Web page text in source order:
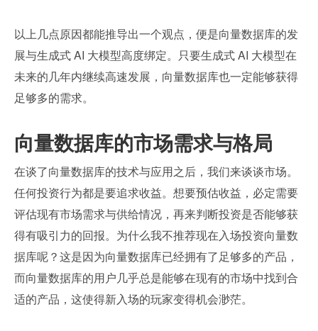
以上几点原因都能推导出一个观点，便是向量数据库的发
展与生成式 AI 大模型高度绑定。只要生成式 AI 大模型在
未来的几年内继续高速发展，向量数据库也一定能够获得
足够多的需求。
向量数据库的市场需求与格局
在谈了向量数据库的技术与应用之后，我们来谈谈市场。
任何投资行为都是要追求收益。想要预估收益，必定需要
评估现有市场需求与供给情况，再来判断投资是否能够获
得有吸引力的回报。为什么我不推荐现在入场投资向量数
据库呢？这是因为向量数据库已经拥有了足够多的产品，
而向量数据库的用户几乎总是能够在现有的市场中找到合
适的产品，这使得新入场的玩家变得机会渺茫。